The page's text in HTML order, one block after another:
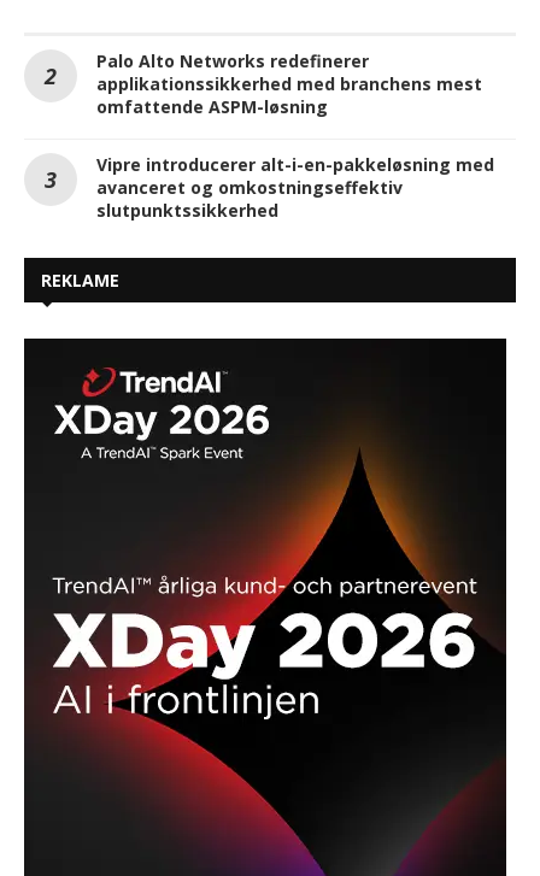
Palo Alto Networks redefinerer
applikationssikkerhed med branchens mest
omfattende ASPM-løsning
Vipre introducerer alt-i-en-pakkeløsning med
avanceret og omkostningseffektiv
slutpunktssikkerhed
REKLAME